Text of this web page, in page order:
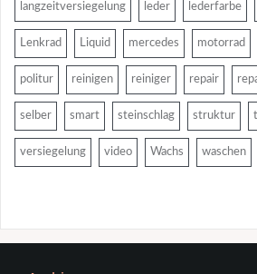
langzeitversiegelung leder lederfarbe
Lenkrad Liquid mercedes motorrad
politur reinigen reiniger repair
selber smart steinschlag struktur
versiegelung video Wachs waschen